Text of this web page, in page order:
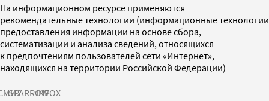
На информационном ресурсе применяются
рекомендательные технологии (информационные технологии
предоставления информации на основе сбора,
систематизации и анализа сведений, относящихся
к предпочтениям пользователей сети «Интернет»,
находящихся на территории Российской Федерации)
SPARROWINFOX